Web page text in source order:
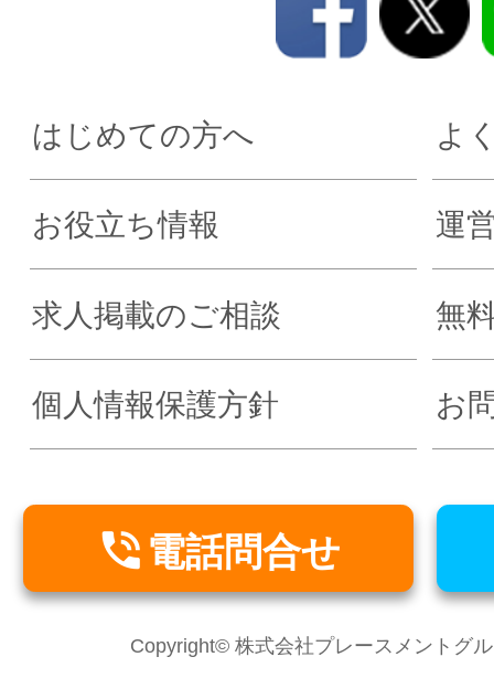
はじめての方へ よ
お役立ち情報 運
求人掲載のご相談 無
個人情報保護方針 お
 電話問合せ
Copyright© 株式会社プレースメントグ